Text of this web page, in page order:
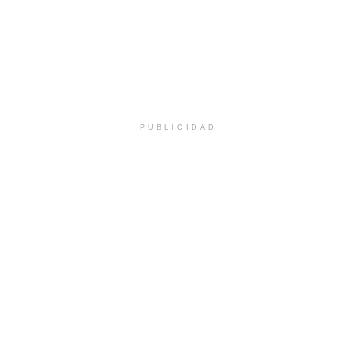
PUBLICIDAD